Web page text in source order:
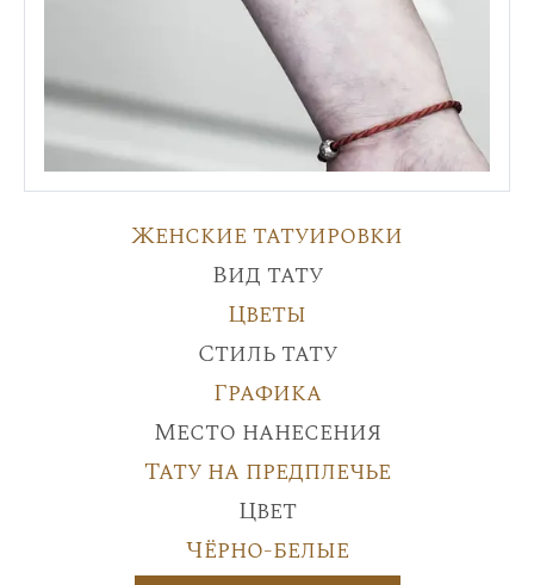
Женские татуировки
Вид тату
Цветы
Стиль тату
Графика
Место нанесения
Тату на предплечье
Цвет
Чёрно-белые